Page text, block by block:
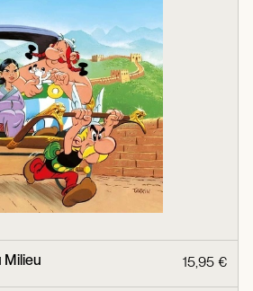
Milieu 15,95 €